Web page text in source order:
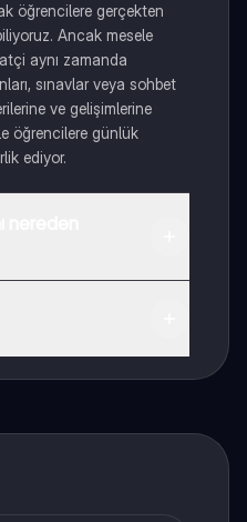
öğrencilere gerçekten
Ancak mesele
aynı zamanda
sınavlar veya sohbet
ve gelişimlerine
öğrencilere günlük
ediyor.